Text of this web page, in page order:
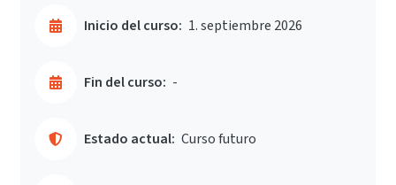
Inicio del curso: 1. septiembre 2026
Fin del curso: -
Estado actual: Curso futuro